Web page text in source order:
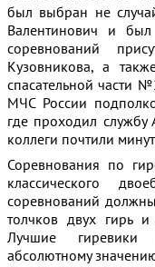
был выбран не
Валентинович и
соревнований
Кузовникова, а
спасательной части
МЧС России
где проходил службу
коллеги почтили
Соревнования по
классического
соревнований
толчков двух гирь
Лучшие гиревики
абсолютному